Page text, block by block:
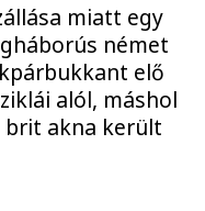
miatt egy
német
elő
alól, máshol
brit akna került